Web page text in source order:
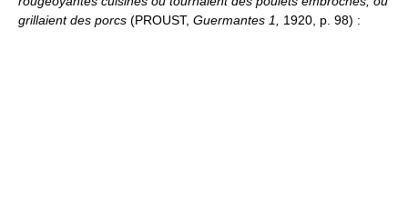
grillaient des porcs (PROUST, Guermantes 1, 1920, p. 98) :